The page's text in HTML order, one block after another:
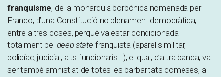
franquisme, de la monarquia borbònica nomenada per
Franco, d’una Constitució no plenament democràtica,
entre altres coses, perquè va estar condicionada
totalment pel deep state franquista (aparells militar,
policíac, judicial, alts funcionaris…), el qual, d’altra banda, va
ser també amnistiat de totes les barbaritats comeses, al